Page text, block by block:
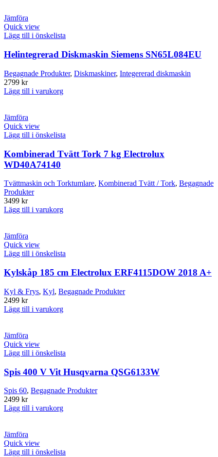
Jämföra
Quick view
Lägg till i önskelista
Helintegrerad Diskmaskin Siemens SN65L084EU
Begagnade Produkter, Diskmaskiner, Integererad diskmaskin
2799 kr
Lägg till i varukorg
Jämföra
Quick view
Lägg till i önskelista
Kombinerad Tvätt Tork 7 kg Electrolux
WD40A74140
Tvättmaskin och Torktumlare, Kombinerad Tvätt / Tork, Begagnade
Produkter
3499 kr
Lägg till i varukorg
Jämföra
Quick view
Lägg till i önskelista
Kylskåp 185 cm Electrolux ERF4115DOW 2018 A+
Kyl & Frys, Kyl, Begagnade Produkter
2499 kr
Lägg till i varukorg
Jämföra
Quick view
Lägg till i önskelista
Spis 400 V Vit Husqvarna QSG6133W
Spis 60, Begagnade Produkter
2499 kr
Lägg till i varukorg
Jämföra
Quick view
Lägg till i önskelista